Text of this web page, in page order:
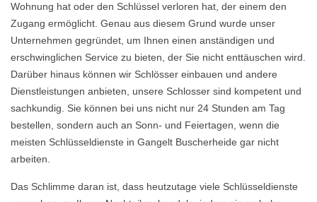
Wohnung hat oder den Schlüssel verloren hat, der einem den
Zugang ermöglicht. Genau aus diesem Grund wurde unser
Unternehmen gegründet, um Ihnen einen anständigen und
erschwinglichen Service zu bieten, der Sie nicht enttäuschen wird.
Darüber hinaus können wir Schlösser einbauen und andere
Dienstleistungen anbieten, unsere Schlosser sind kompetent und
sachkundig. Sie können bei uns nicht nur 24 Stunden am Tag
bestellen, sondern auch an Sonn- und Feiertagen, wenn die
meisten Schlüsseldienste in Gangelt Buscherheide gar nicht
arbeiten.
Das Schlimme daran ist, dass heutzutage viele Schlüsseldienste